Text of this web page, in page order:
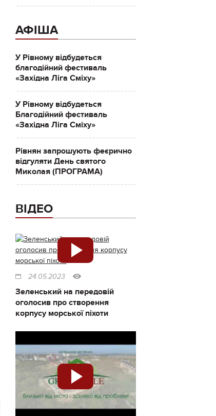
АФІША
У Рівному відбудеться
благодійний фестиваль
«Західна Ліга Сміху»
У Рівному відбудеться
Благодійний фестиваль
«Західна Ліга Сміху»
Рівнян запрошують феєрично
відгуляти День святого
Миколая (ПРОГРАМА)
ВІДЕО
24.05.2023
Зеленський на передовій
оголосив про створення
корпусу морської піхоти